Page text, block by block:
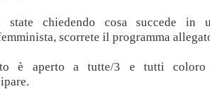
state chiedendo cosa succede in
scorrete il programma
è aperto a tutte/3 e tutti coloro